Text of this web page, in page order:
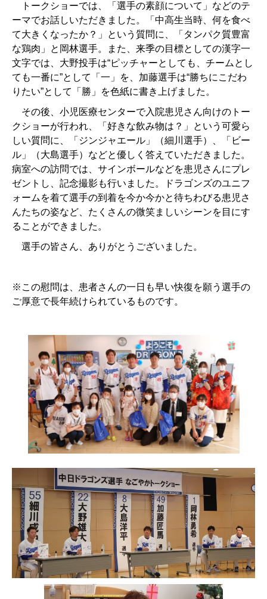
トークショーでは、「選手の素顔について」などのテ
ーマでお話しいただきました。「中高生当時、何を食べ
て大きくなったか？」という質問に、「タンパク質豊富
な鶏肉」と岡林選手。また、来季の目標としての漢字一
文字では、大野投手は“ピッチャーとしても、チームとし
ても一番に”として「一」を、加藤選手は“勝ちにこだわ
りたい”として「勝」を色紙に書き上げました。
その後、小児医療センターで入院患児さん向けのトー
クショーが行われ、「好きな飲み物は？」という可愛ら
しい質問に、「ジンジャエール」（細川選手）、「ビー
ル」（大島選手）などと優しく答えていただきました。
病室への訪問では、サインボールなどを患児さんにプレ
ゼントし、記念撮影も行いました。ドラゴンズのユニフ
ォームを着て選手の到着を今か今かと待ちわびる患児さ
んたちの姿など、たくさんの微笑ましいシーンを目にす
ることができました。
選手の皆さん、ありがとうございました。
※この慰問は、患者さんの一日も早い快復を願う選手の
ご厚意で長年続けられているものです。